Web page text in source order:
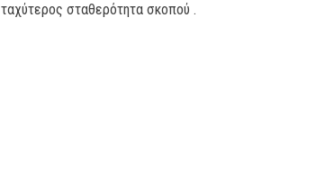
ταχύτερος σταθερότητα σκοπού .